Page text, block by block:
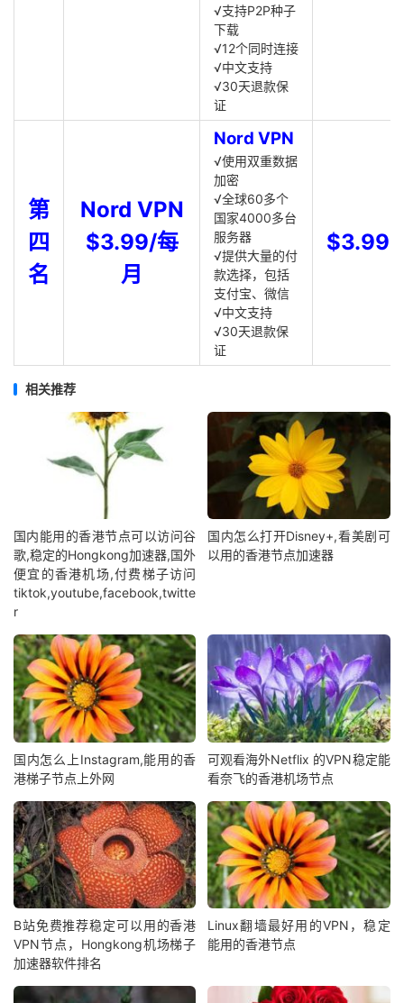
√支持P2P种子
下载
√12个同时连接
√中文支持
√30天退款保
证
第
四
名
Nord VPN
$3.99/每
月
Nord VPN
√使用双重数据
加密
√全球60多个
国家4000多台
服务器
√提供大量的付
款选择，包括
支付宝、微信
√中文支持
√30天退款保
证
$3.99
相关推荐
国内能用的香港节点可以访问谷
歌,稳定的Hongkong加速器,国外
便宜的香港机场,付费梯子访问
tiktok,youtube,facebook,twitte
r
国内怎么打开Disney+,看美剧可
以用的香港节点加速器
国内怎么上Instagram,能用的香
港梯子节点上外网
可观看海外Netflix 的VPN稳定能
看奈飞的香港机场节点
B站免费推荐稳定可以用的香港
VPN节点，Hongkong机场梯子
加速器软件排名
Linux翻墙最好用的VPN，稳定
能用的香港节点